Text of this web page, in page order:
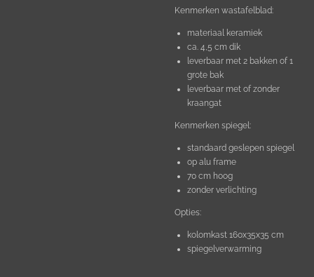
Kenmerken wastafelblad:
materiaal keramiek
ca. 4,5 cm dik
leverbaar met 2 bakken of 1
grote bak
leverbaar met of zonder
kraangat
Kenmerken spiegel:
standaard geslepen spiegel
op alu frame
70 cm hoog
zonder verlichting
Opties:
kolomkast 160x35x35 cm
spiegelverwarming